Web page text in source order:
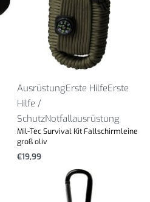
AusrüstungErste HilfeErste
Hilfe /
SchutzNotfallausrüstung
Mil-Tec Survival Kit Fallschirmleine
groß oliv
€19,99